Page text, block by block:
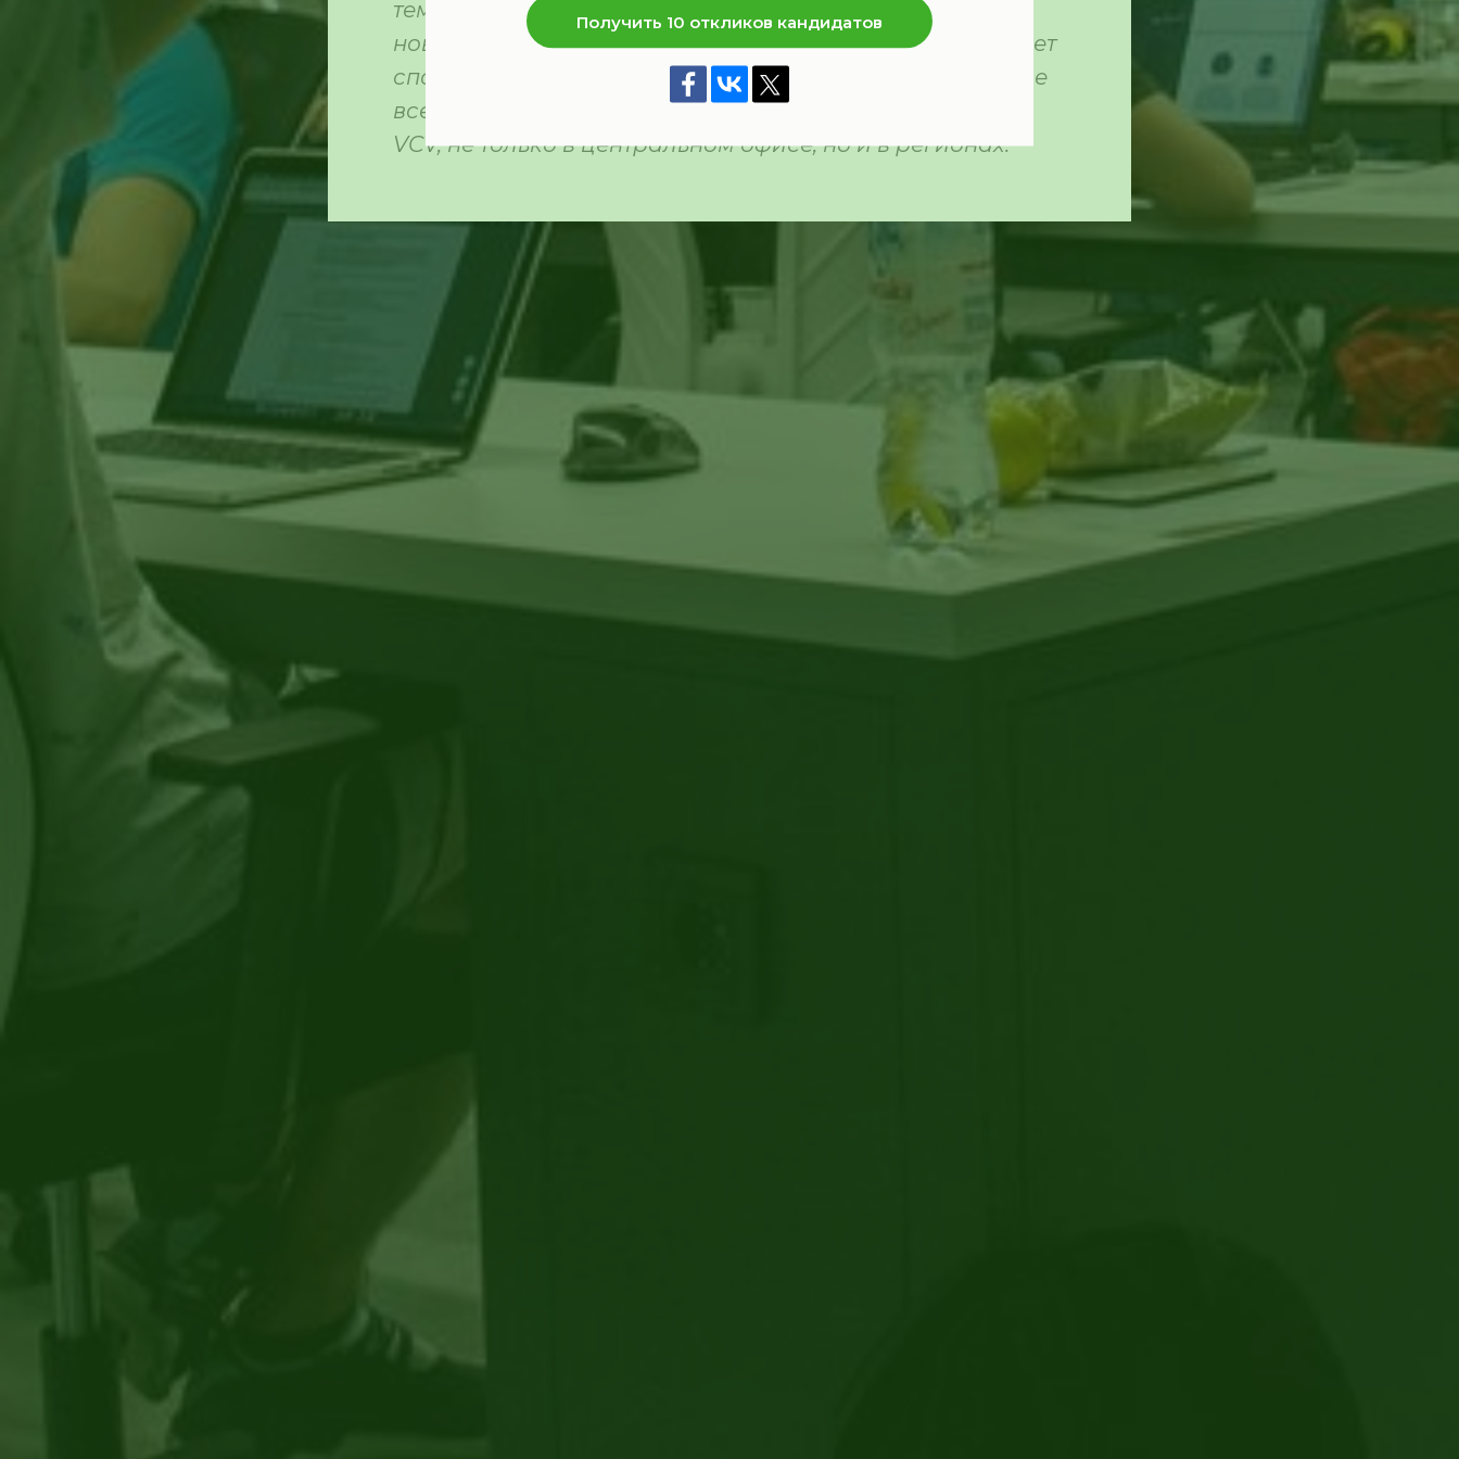
темпы подбора снизились, вместе с этим появились
новые вызовы и интересные кейсы. Банк постоянно ищет
способы, чтобы усовершенствовать процессы. В течение
всего прошлого года в Русфинанс Банке тестировали
VCV, не только в центральном офисе, но и в регионах.
Получить 10 откликов кандидатов